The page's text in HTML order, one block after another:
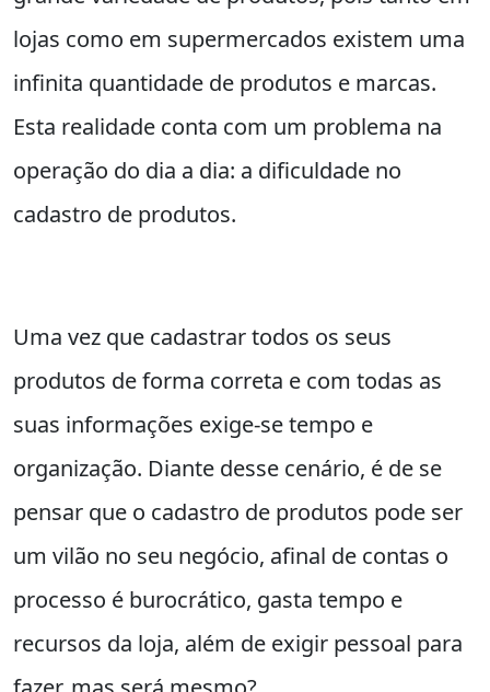
lojas como em supermercados existem uma
infinita quantidade de produtos e marcas.
Esta realidade conta com um problema na
operação do dia a dia: a dificuldade no
cadastro de produtos.
Uma vez que cadastrar todos os seus
produtos de forma correta e com todas as
suas informações exige-se tempo e
organização. Diante desse cenário, é de se
pensar que o cadastro de produtos pode ser
um vilão no seu negócio, afinal de contas o
processo é burocrático, gasta tempo e
recursos da loja, além de exigir pessoal para